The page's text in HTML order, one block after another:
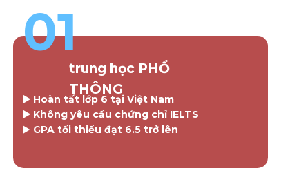
trung học PHỔ
THÔNG
▶️ Hoàn tất lớp 6 tại Việt Nam
▶️ Không yêu cầu chứng chỉ IELTS
▶️ GPA tối thiểu đạt 6.5 trở lên
01